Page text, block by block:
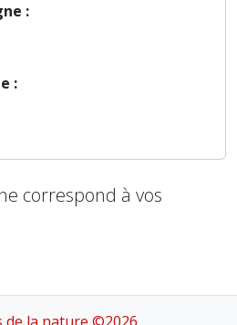
correspond à vos
:
: